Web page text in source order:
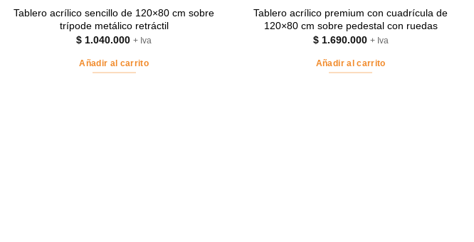
Tablero acrílico sencillo de 120×80 cm sobre
trípode metálico retráctil
$ 1.040.000 + Iva
Añadir al carrito
Tablero acrílico premium con cuadrícula de
120×80 cm sobre pedestal con ruedas
$1.690.000 + Iva
Añadir al carrito